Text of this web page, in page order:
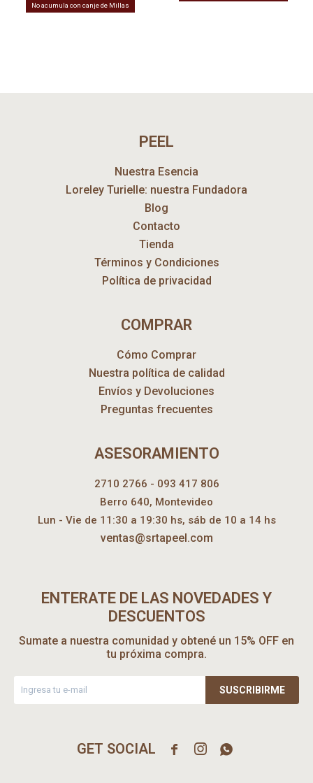
No acumula con canje de Millas
PEEL
Nuestra Esencia
Loreley Turielle: nuestra Fundadora
Blog
Contacto
Tienda
Términos y Condiciones
Política de privacidad
COMPRAR
Cómo Comprar
Nuestra política de calidad
Envíos y Devoluciones
Preguntas frecuentes
ASESORAMIENTO
2710 2766 - 093 417 806
Berro 640, Montevideo
Lun - Vie de 11:30 a 19:30 hs, sáb de 10 a 14 hs
ventas@srtapeel.com
ENTERATE DE LAS NOVEDADES Y
DESCUENTOS
Sumate a nuestra comunidad y obtené un 15% OFF en
tu próxima compra.
SUSCRIBIRME
  